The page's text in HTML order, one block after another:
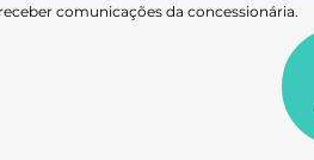
comunicações da concessionária.